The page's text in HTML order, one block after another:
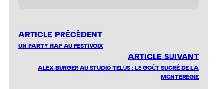
ARTICLE PRÉCÉDENT
UN PARTY RAP AU FESTIVOIX
ARTICLE SUIVANT
ALEX BURGER AU STUDIO TELUS : LE GOÛT SUCRÉ DE LA
MONTÉRÉGIE